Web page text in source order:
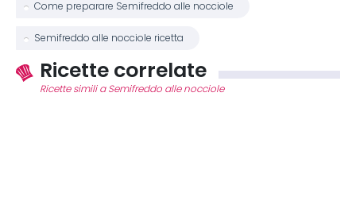
Come preparare Semifreddo alle nocciole
Semifreddo alle nocciole ricetta
Ricette correlate
Ricette simili a Semifreddo alle nocciole